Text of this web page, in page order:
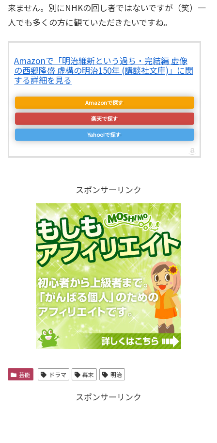
来ません。別にNHKの回し者ではないですが（笑）一
人でも多くの方に観ていただきたいですね。
Amazonで「明治維新という過ち・完結編 虚像
の西郷隆盛 虚構の明治150年 (講談社文庫)」に関
する詳細を見る
Amazonで探す
楽天で探す
Yahoo!で探す
スポンサーリンク
芸能 ドラマ 幕末 明治
スポンサーリンク